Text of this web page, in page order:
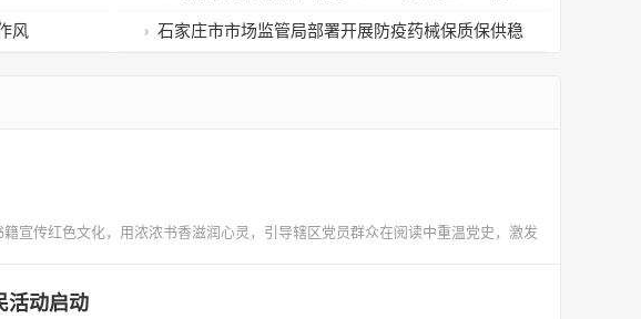
签单
风 石家庄市市场监管局部署开展防疫药械保质保供稳
宣传红色文化，用浓浓书香滋润心灵，引导辖区党员群众在阅读中重温党史，激发
活动启动